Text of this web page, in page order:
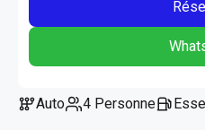
Auto 4 Personne